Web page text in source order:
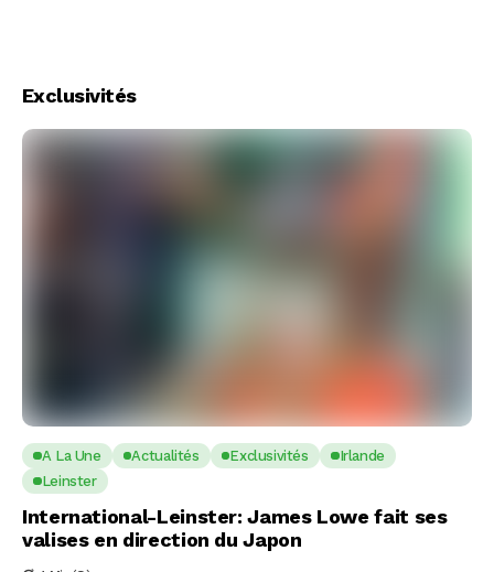
Exclusivités
A La Une Actualités Exclusivités
Irlande
Leinster
International-Leinster: James Lowe fait ses
valises en direction du Japon